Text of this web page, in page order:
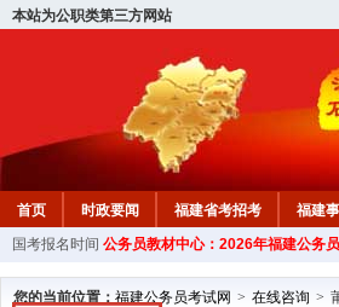
本站为公职类第三方网站
首页 时政要闻 福建省考招考 福建
教材中心
国考报名时间 公务员教材中心：2026年福建公务
您的当前位置： 福建公务员考试网 > 在线咨询 >